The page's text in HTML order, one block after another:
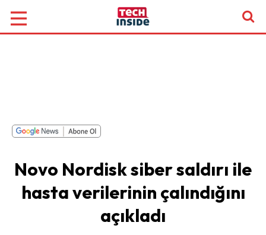
Novo Nordisk siber saldırı ile
hasta verilerinin çalındığını
açıkladı